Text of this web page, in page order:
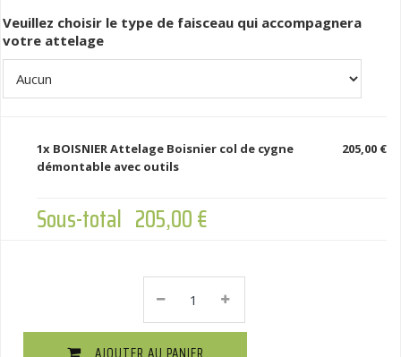
Veuillez choisir le type de faisceau qui accompagnera
votre attelage
1x BOISNIER Attelage Boisnier col de cygne
démontable avec outils
205,00 €
Sous-total 205,00 €
BOISNIER
Attelage
Boisnier
Col